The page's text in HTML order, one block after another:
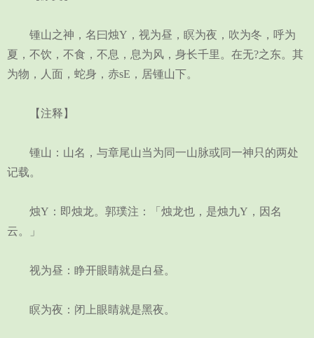
锺山之神，名曰烛Y，视为昼，瞑为夜，吹为冬，呼为
夏，不饮，不食，不息，息为风，身长千里。在无?之东。其
为物，人面，蛇身，赤sE，居锺山下。
【注释】
锺山：山名，与章尾山当为同一山脉或同一神只的两处
记载。
烛Y：即烛龙。郭璞注：「烛龙也，是烛九Y，因名
云。」
视为昼：睁开眼睛就是白昼。
瞑为夜：闭上眼睛就是黑夜。